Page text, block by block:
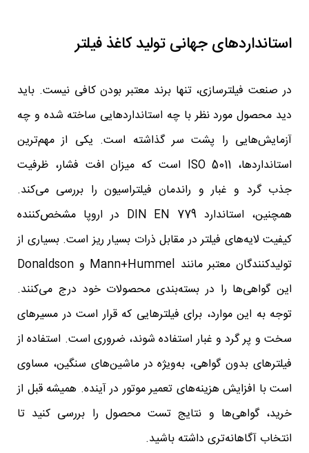
استانداردهای جهانی تولید کاغذ فیلتر
در صنعت فیلترسازی، تنها برند معتبر بودن کافی نیست. باید
دید محصول مورد نظر با چه استانداردهایی ساخته شده و چه
آزمایش‌هایی را پشت سر گذاشته است. یکی از مهم‌ترین
استانداردها، ISO 5011 است که میزان افت فشار، ظرفیت
جذب گرد و غبار و راندمان فیلتراسیون را بررسی می‌کند.
همچنین، استاندارد DIN EN 779 در اروپا مشخص‌کننده
کیفیت لایه‌های فیلتر در مقابل ذرات بسیار ریز است. بسیاری از
تولیدکنندگان معتبر مانند Mann+Hummel و Donaldson
این گواهی‌ها را در بسته‌بندی محصولات خود درج می‌کنند.
توجه به این موارد، برای فیلترهایی که قرار است در مسیرهای
سخت و پر گرد و غبار استفاده شوند، ضروری است. استفاده از
فیلترهای بدون گواهی، به‌ویژه در ماشین‌های سنگین، مساوی
است با افزایش هزینه‌های تعمیر موتور در آینده. همیشه قبل از
خرید، گواهی‌ها و نتایج تست محصول را بررسی کنید تا
انتخاب آگاهانه‌تری داشته باشید.